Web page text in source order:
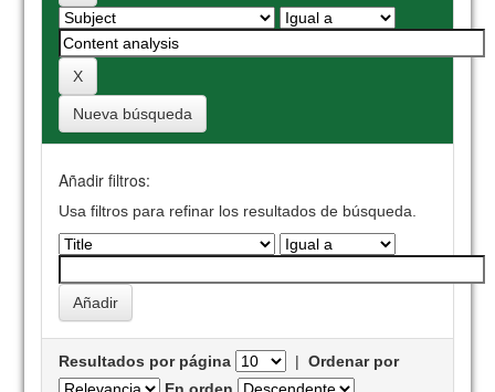
Nueva búsqueda
Añadir filtros:
Usa filtros para refinar los resultados de búsqueda.
Resultados por página |Ordenar por